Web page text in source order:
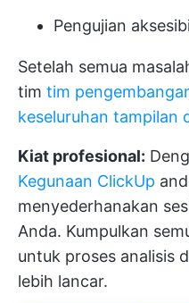
Pengujian
Setelah semua
tim tim
keseluruhan tampilan
Kiat profesional:
Kegunaan ClickUp
menyederhanakan
Anda. Kumpulkan
untuk proses analisis
lebih lancar.